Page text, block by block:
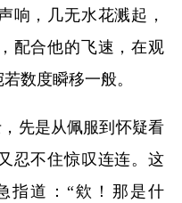
响，几无水花溅起，
配合他的飞速，在观
数度瞬移一般。
先是从佩服到怀疑看
忍不住惊叹连连。这
指道：“欸！那是什